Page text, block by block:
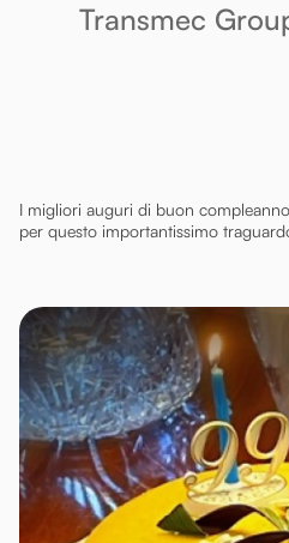
Transmec
I migliori auguri di buon
per questo importantissimo